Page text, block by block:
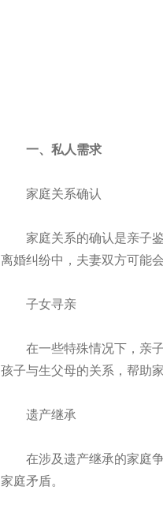
一、私人需求
家庭关系确认
家庭关系的确认是亲子鉴
离婚纠纷中，夫妻双方可能
子女寻亲
在一些特殊情况下，亲子
孩子与生父母的关系，帮助
遗产继承
在涉及遗产继承的家庭争
家庭矛盾。